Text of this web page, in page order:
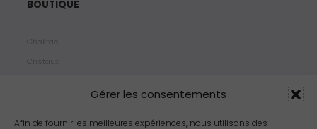
Gérer les consentements
Afin de fournir les meilleures expériences, nous utilisons des
BOUTIQUE
Chakras
Cristaux
Propriétés